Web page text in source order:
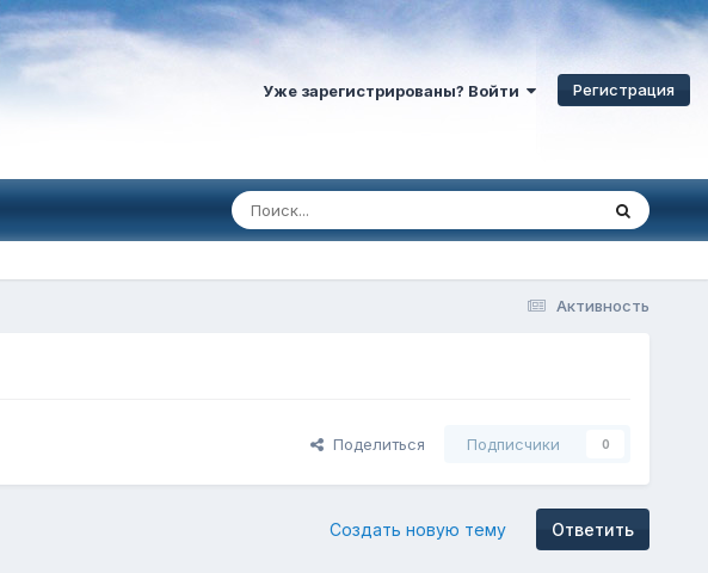
Уже зарегистрированы? Войти Регистрация
Активность
Поделиться Подписчики 0
Ответить
Создать новую тему